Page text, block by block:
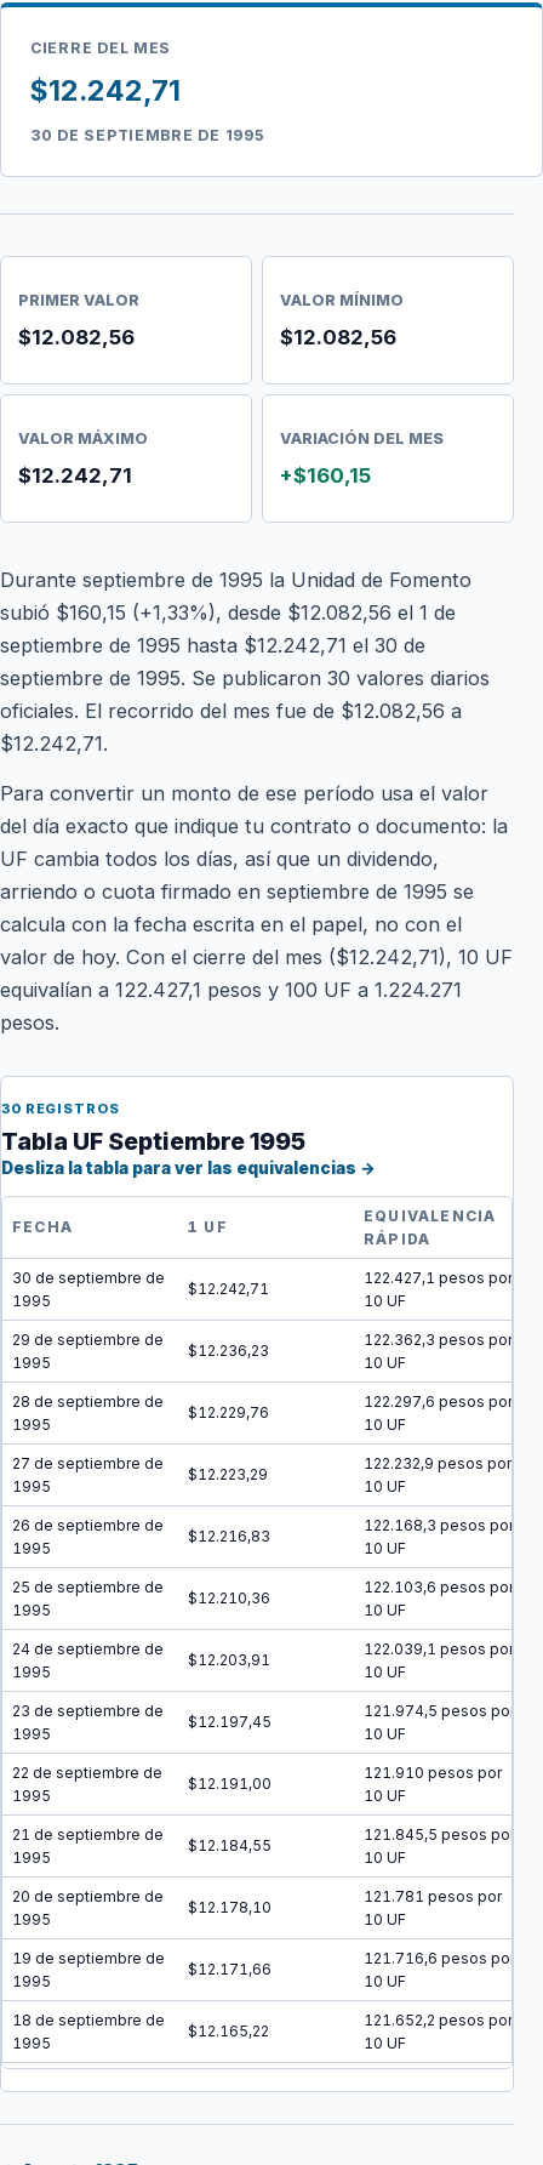
CIERRE DEL MES
$12.242,71
30 DE SEPTIEMBRE DE 1995
PRIMER VALOR
$12.082,56
VALOR MÍNIMO
$12.082,56
VALOR MÁXIMO
$12.242,71
VARIACIÓN DEL MES
+$160,15
Durante septiembre de 1995 la Unidad de Fomento
subió $160,15 (+1,33%), desde $12.082,56 el 1 de
septiembre de 1995 hasta $12.242,71 el 30 de
septiembre de 1995. Se publicaron 30 valores diarios
oficiales. El recorrido del mes fue de $12.082,56 a
$12.242,71.
Para convertir un monto de ese período usa el valor
del día exacto que indique tu contrato o documento: la
UF cambia todos los días, así que un dividendo,
arriendo o cuota firmado en septiembre de 1995 se
calcula con la fecha escrita en el papel, no con el
valor de hoy. Con el cierre del mes ($12.242,71), 10 UF
equivalían a 122.427,1 pesos y 100 UF a 1.224.271
pesos.
30 REGISTROS
Tabla UF Septiembre 1995
Desliza la tabla para ver las equivalencias →
FECHA 1 UF
EQUIVALENCIA
RÁPIDA
30 de septiembre de
1995
$12.242,71
122.427,1 pesos por
10 UF
29 de septiembre de
1995
$12.236,23
122.362,3 pesos por
10 UF
28 de septiembre de
1995
$12.229,76
122.297,6 pesos por
10 UF
27 de septiembre de
1995
$12.223,29
122.232,9 pesos por
10 UF
26 de septiembre de
1995
$12.216,83
122.168,3 pesos por
10 UF
25 de septiembre de
1995
$12.210,36
122.103,6 pesos por
10 UF
24 de septiembre de
1995
$12.203,91
122.039,1 pesos por
10 UF
23 de septiembre de
1995
$12.197,45
121.974,5 pesos por
10 UF
22 de septiembre de
1995
$12.191,00
121.910 pesos por
10 UF
21 de septiembre de
1995
$12.184,55
121.845,5 pesos por
10 UF
20 de septiembre de
1995
$12.178,10
121.781 pesos por
10 UF
19 de septiembre de
1995
$12.171,66
121.716,6 pesos por
10 UF
18 de septiembre de
1995
$12.165,22
121.652,2 pesos por
10 UF
$12.158,79